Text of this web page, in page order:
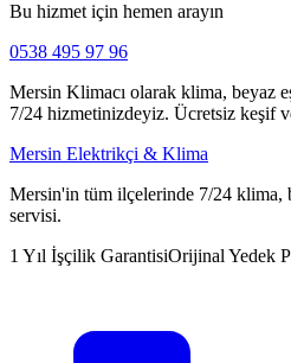
Bu hizmet için hemen arayın
0538 495 97 96
Mersin Klimacı olarak klima, beyaz
7/24 hizmetinizdeyiz. Ücretsiz keşif
Mersin Elektrikçi & Klima
Mersin'in tüm ilçelerinde 7/24 klima,
servisi.
1 Yıl İşçilik GarantisiOrijinal Yedek